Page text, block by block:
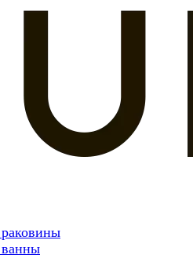
ванны